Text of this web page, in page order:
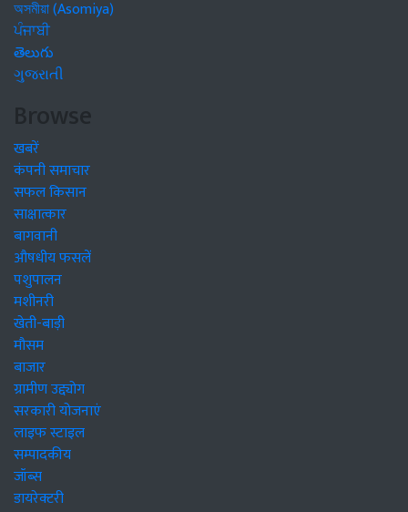
অসমীয়া (Asomiya)
ਪੰਜਾਬੀ
తెలుగు
ગુજરાતી
Browse
खबरें
कंपनी समाचार
सफल किसान
साक्षात्कार
बागवानी
औषधीय फसलें
पशुपालन
मशीनरी
खेती-बाड़ी
मौसम
बाजार
ग्रामीण उद्द्योग
सरकारी योजनाएं
लाइफ स्टाइल
सम्पादकीय
जॉब्स
डायरेक्टरी